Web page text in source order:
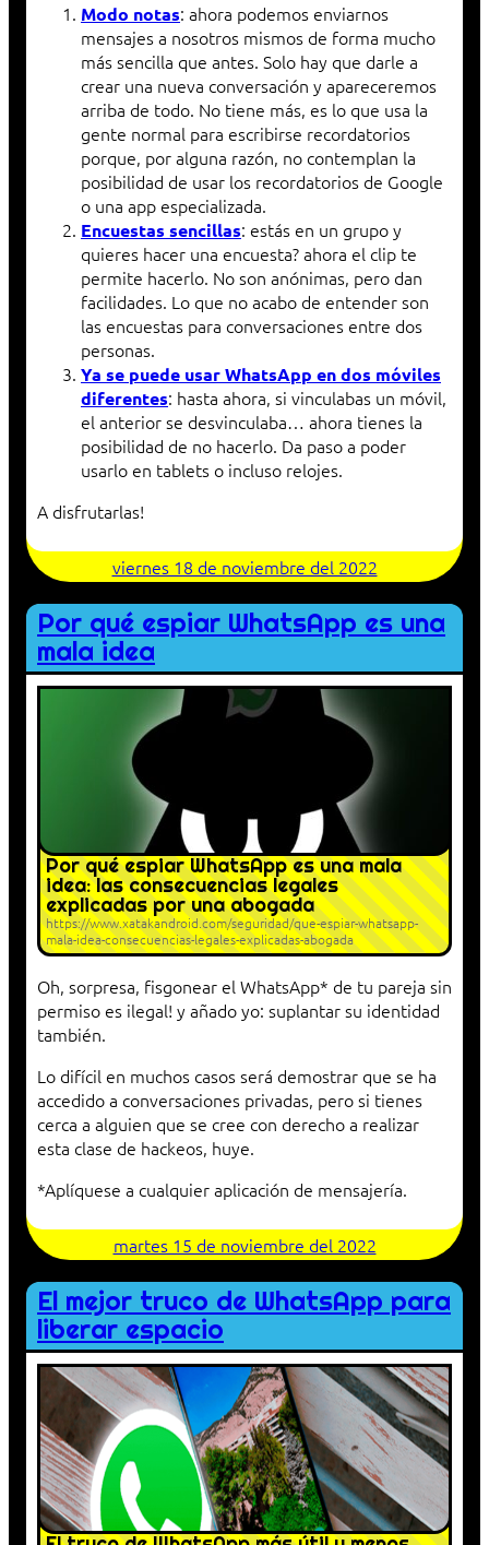
Modo notas: ahora podemos enviarnos
mensajes a nosotros mismos de forma mucho
más sencilla que antes. Solo hay que darle a
crear una nueva conversación y apareceremos
arriba de todo. No tiene más, es lo que usa la
gente normal para escribirse recordatorios
porque, por alguna razón, no contemplan la
posibilidad de usar los recordatorios de Google
o una app especializada.
Encuestas sencillas: estás en un grupo y
quieres hacer una encuesta? ahora el clip te
permite hacerlo. No son anónimas, pero dan
facilidades. Lo que no acabo de entender son
las encuestas para conversaciones entre dos
personas.
Ya se puede usar WhatsApp en dos móviles
diferentes: hasta ahora, si vinculabas un móvil,
el anterior se desvinculaba… ahora tienes la
posibilidad de no hacerlo. Da paso a poder
usarlo en tablets o incluso relojes.
A disfrutarlas!
viernes 18 de noviembre del 2022
Por qué espiar WhatsApp es una
mala idea
Por qué espiar WhatsApp es una mala
idea: las consecuencias legales
explicadas por una abogada
https://www.xatakandroid.com/seguridad/que-espiar-whatsapp-
mala-idea-consecuencias-legales-explicadas-abogada
Oh, sorpresa, fisgonear el WhatsApp* de tu pareja sin
permiso es ilegal! y añado yo: suplantar su identidad
también.
Lo difícil en muchos casos será demostrar que se ha
accedido a conversaciones privadas, pero si tienes
cerca a alguien que se cree con derecho a realizar
esta clase de hackeos, huye.
*Aplíquese a cualquier aplicación de mensajería.
martes 15 de noviembre del 2022
El mejor truco de WhatsApp para
liberar espacio